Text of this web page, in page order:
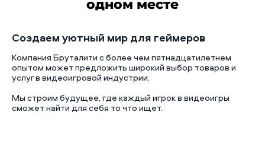
одном месте
Создаем уютный мир для геймеров
Компания Бруталити с более чем пятнадцатилетнем
опытом может предложить широкий выбор товаров и
услуг в видеоигровой индустрии.
Мы строим будущее, где каждый игрок в видеоигры
сможет найти для себя то что ищет.